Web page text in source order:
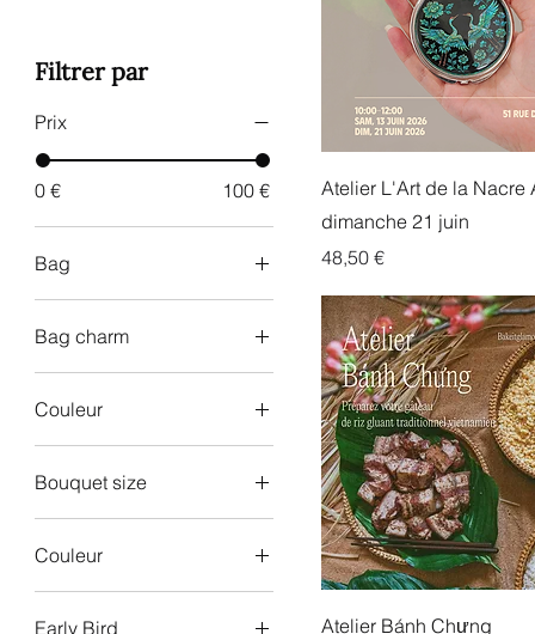
Filtrer par
Prix
0 € 100 €
Bag
Bag charm
Couleur
Bouquet size
S
Couleur
Early Bird
Atelier L'Art de la Nacre
dimanche 21 juin
Prix
48,50 €
Atelier Bánh Chưng